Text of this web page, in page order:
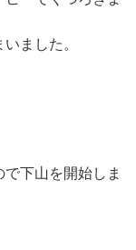
ました。
下山を開始しま